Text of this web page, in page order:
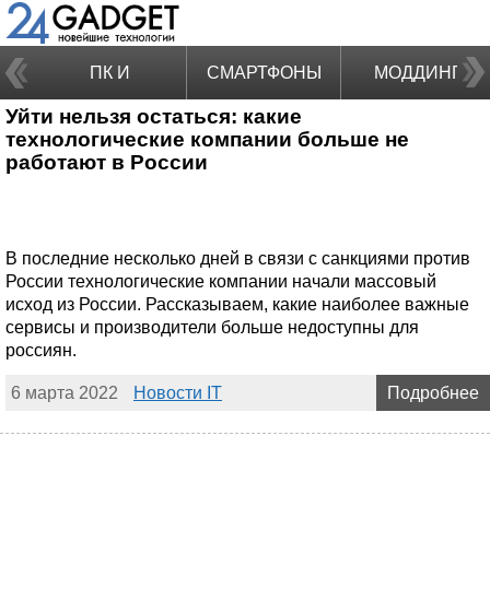
ПК И
НОУТБУКИ
СМАРТФОНЫ МОДДИНГ
Уйти нельзя остаться: какие
технологические компании больше не
работают в России
В последние несколько дней в связи с санкциями против
России технологические компании начали массовый
исход из России. Рассказываем, какие наиболее важные
сервисы и производители больше недоступны для
россиян.
6 марта 2022 Новости IT Подробнее